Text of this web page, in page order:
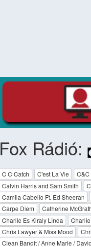
Fox Rádió:
C C Catch C'est La Vie C&C
Calvin Harris and Sam Smith
Camila Cabello Ft. Ed Sheeran
Carpe Diem
Catherine
Charlie Es Kiraly Linda
Chris Lawyer & Miss Mood
Clean Bandit / Anne Marie /